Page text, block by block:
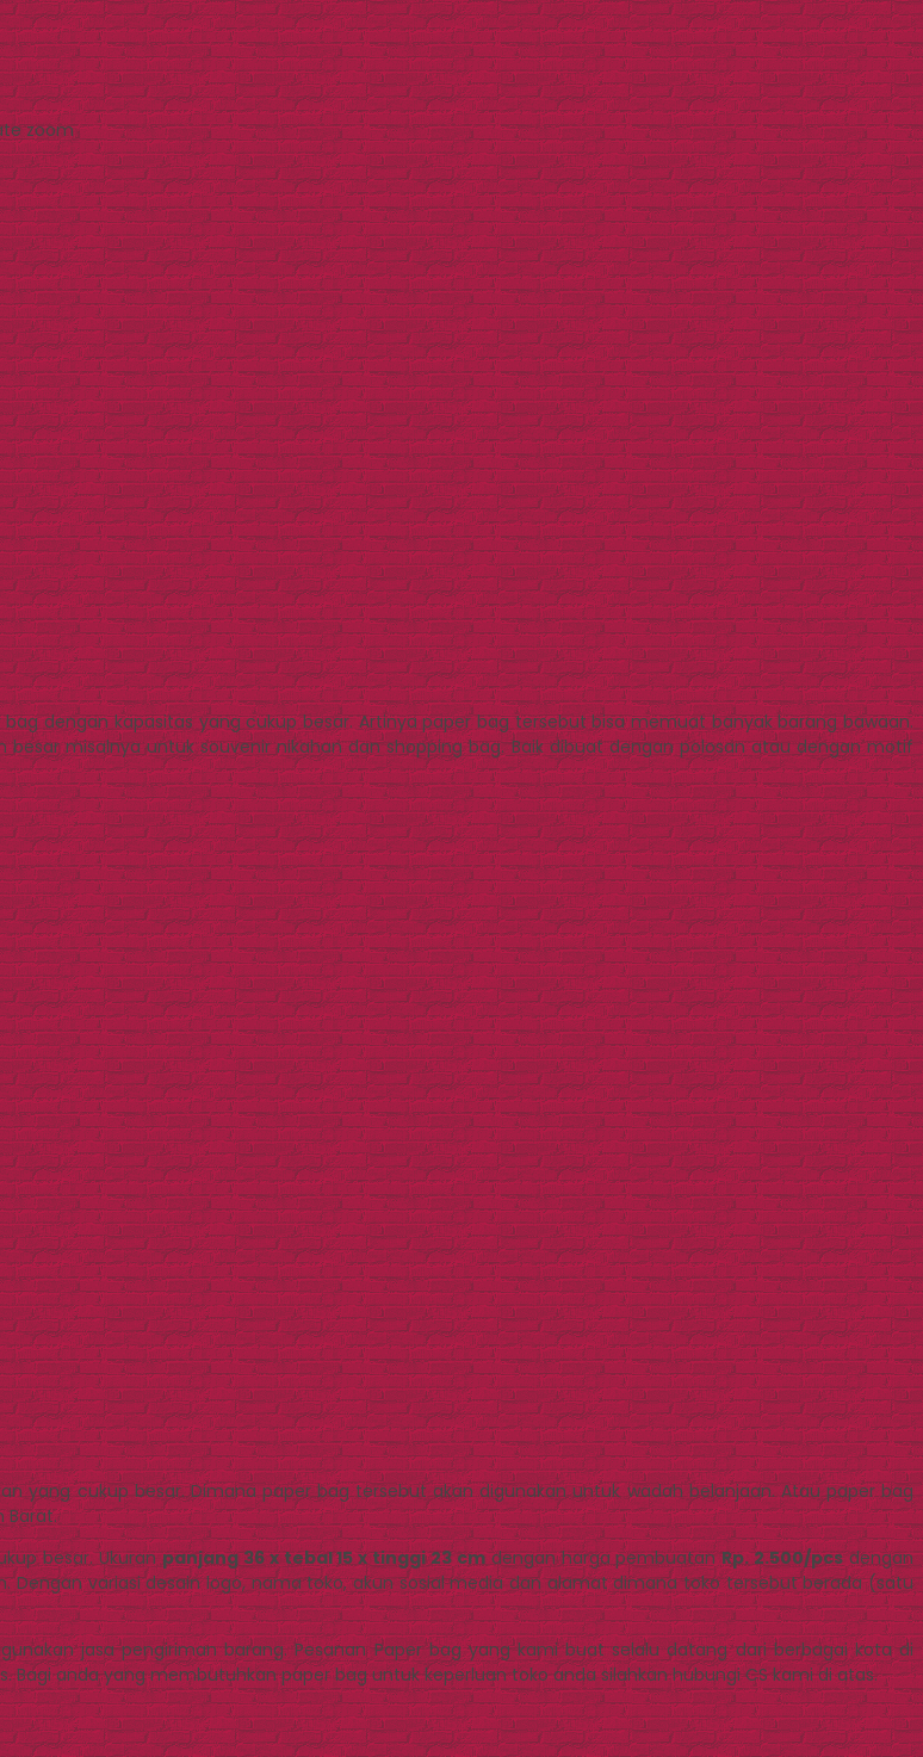
zoom
dengan kapasitas yang cukup besar. Artinya paper bag tersebut bisa memuat banyak barang bawaan.
misalnya untuk souvenir nikahan dan shopping bag. Baik dibuat dengan polosan atau dengan motif
yang cukup besar. Dimana paper bag tersebut akan digunakan untuk wadah belanjaan. Atau paper bag
Barat.
besar. Ukuranpanjang 36 x tebal 15 x tinggi 23 cmdengan harga pembuatanRp. 2.500/pcsdengan
Dengan variasi desain logo, nama toko, akun sosial media dan alamat dimana toko tersebut berada (satu
jasa pengiriman barang. Pesanan Paper bag yang kami buat selalu datang dari berbagai kota di
Bagi anda yang membutuhkan paper bag untuk keperluan toko anda silahkan hubungi CS kami di atas.